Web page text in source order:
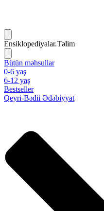
Ensiklopediyalar.Təlim
Bütün məhsullar
0-6 yaş
6-12 yaş
Bestseller
Qeyri-Bədii Ədəbiyyat